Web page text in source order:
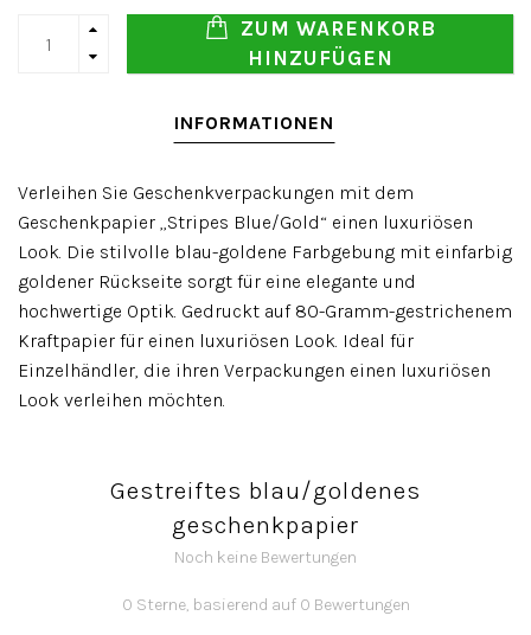
ZUM WARENKORB
HINZUFÜGEN
INFORMATIONEN
Verleihen Sie Geschenkverpackungen mit dem
Geschenkpapier „Stripes Blue/Gold“ einen luxuriösen
Look. Die stilvolle blau-goldene Farbgebung mit einfarbig
goldener Rückseite sorgt für eine elegante und
hochwertige Optik. Gedruckt auf 80-Gramm-gestrichenem
Kraftpapier für einen luxuriösen Look. Ideal für
Einzelhändler, die ihren Verpackungen einen luxuriösen
Look verleihen möchten.
Gestreiftes blau/goldenes
geschenkpapier
Noch keine Bewertungen
0 Sterne, basierend auf 0 Bewertungen